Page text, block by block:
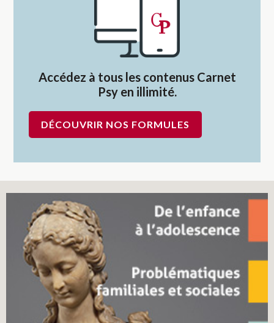
Accédez à tous les contenus Carnet
Psy en illimité.
DÉCOUVRIR NOS FORMULES